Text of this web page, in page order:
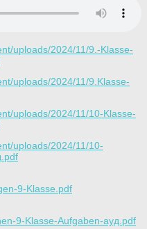
uploads/2024/11/9.-Klasse-
uploads/2024/11/9.Klasse-
uploads/2024/11/10-Klasse-
uploads/2024/11/10-
9-Klasse.pdf
9-Klasse-Aufgaben-ауд.pdf